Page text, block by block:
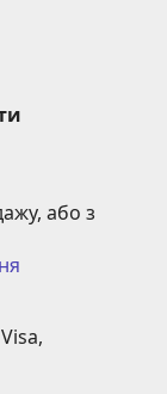
або з